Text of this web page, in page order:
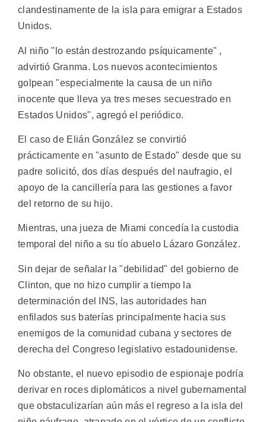
clandestinamente de la isla para emigrar a Estados
Unidos.
Al niño "lo están destrozando psíquicamente" ,
advirtió Granma. Los nuevos acontecimientos
golpean "especialmente la causa de un niño
inocente que lleva ya tres meses secuestrado en
Estados Unidos", agregó el periódico.
El caso de Elián González se convirtió
prácticamente en "asunto de Estado" desde que su
padre solicitó, dos días después del naufragio, el
apoyo de la cancillería para las gestiones a favor
del retorno de su hijo.
Mientras, una jueza de Miami concedía la custodia
temporal del niño a su tío abuelo Lázaro González.
Sin dejar de señalar la "debilidad" del gobierno de
Clinton, que no hizo cumplir a tiempo la
determinación del INS, las autoridades han
enfilados sus baterías principalmente hacia sus
enemigos de la comunidad cubana y sectores de
derecha del Congreso legislativo estadounidense.
No obstante, el nuevo episodio de espionaje podría
derivar en roces diplomáticos a nivel gubernamental
que obstaculizarían aún más el regreso a la isla del